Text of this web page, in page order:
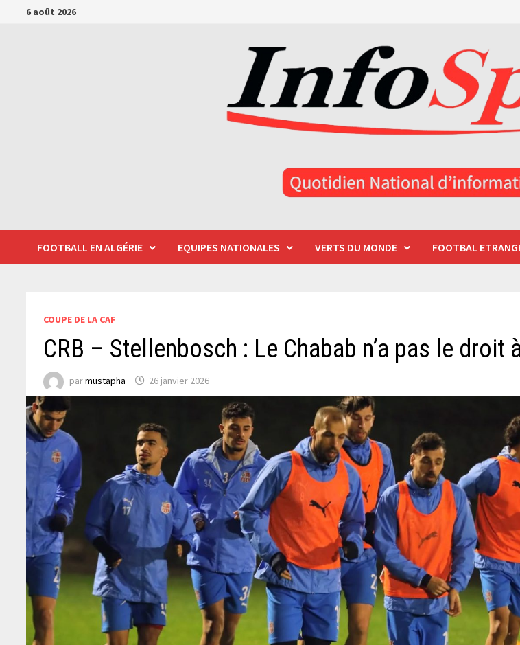
Passer6 août 2026
FOOTBALL EN ALGÉRIE EQUIPES NATIONALES VERTS DU MONDE FOOTBAL
COUPE DE LA CAF
CRB – Stellenbosch : Le Chabab n’a pas le droit
parmustapha 26 janvier 2026